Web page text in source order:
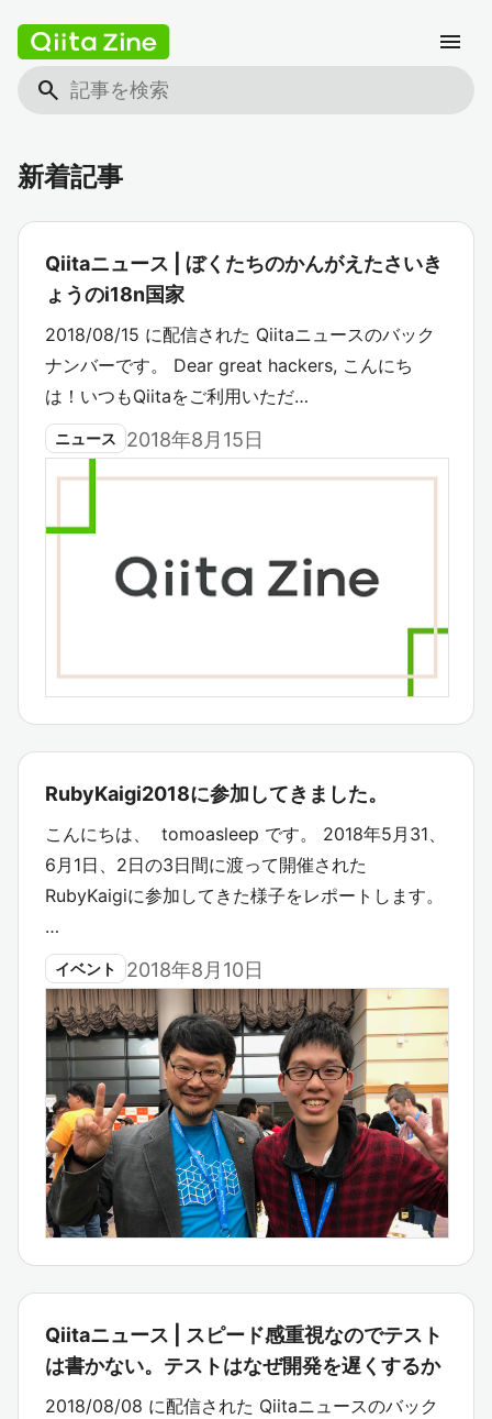
search
menu
新着記事
Qiitaニュース | ぼくたちのかんがえたさいき
ょうのi18n国家
2018/08/15 に配信された Qiitaニュースのバック
ナンバーです。 Dear great hackers, こんにち
は！いつもQiitaをご利用いただ…
ニュース 2018年8月15日
RubyKaigi2018に参加してきました。
こんにちは、 tomoasleep です。 2018年5月31、
6月1日、2日の3日間に渡って開催された
RubyKaigiに参加してきた様子をレポートします。
…
イベント 2018年8月10日
Qiitaニュース | スピード感重視なのでテスト
は書かない。テストはなぜ開発を遅くするか
2018/08/08 に配信された Qiitaニュースのバック